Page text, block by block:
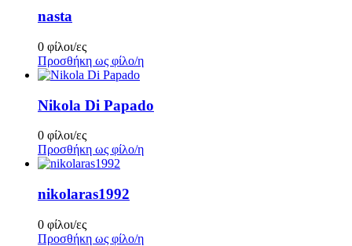
nasta
0 φίλοι/ες
Προσθήκη ως φίλο/η
Nikola Di Papado
0 φίλοι/ες
Προσθήκη ως φίλο/η
nikolaras1992
0 φίλοι/ες
Προσθήκη ως φίλο/η